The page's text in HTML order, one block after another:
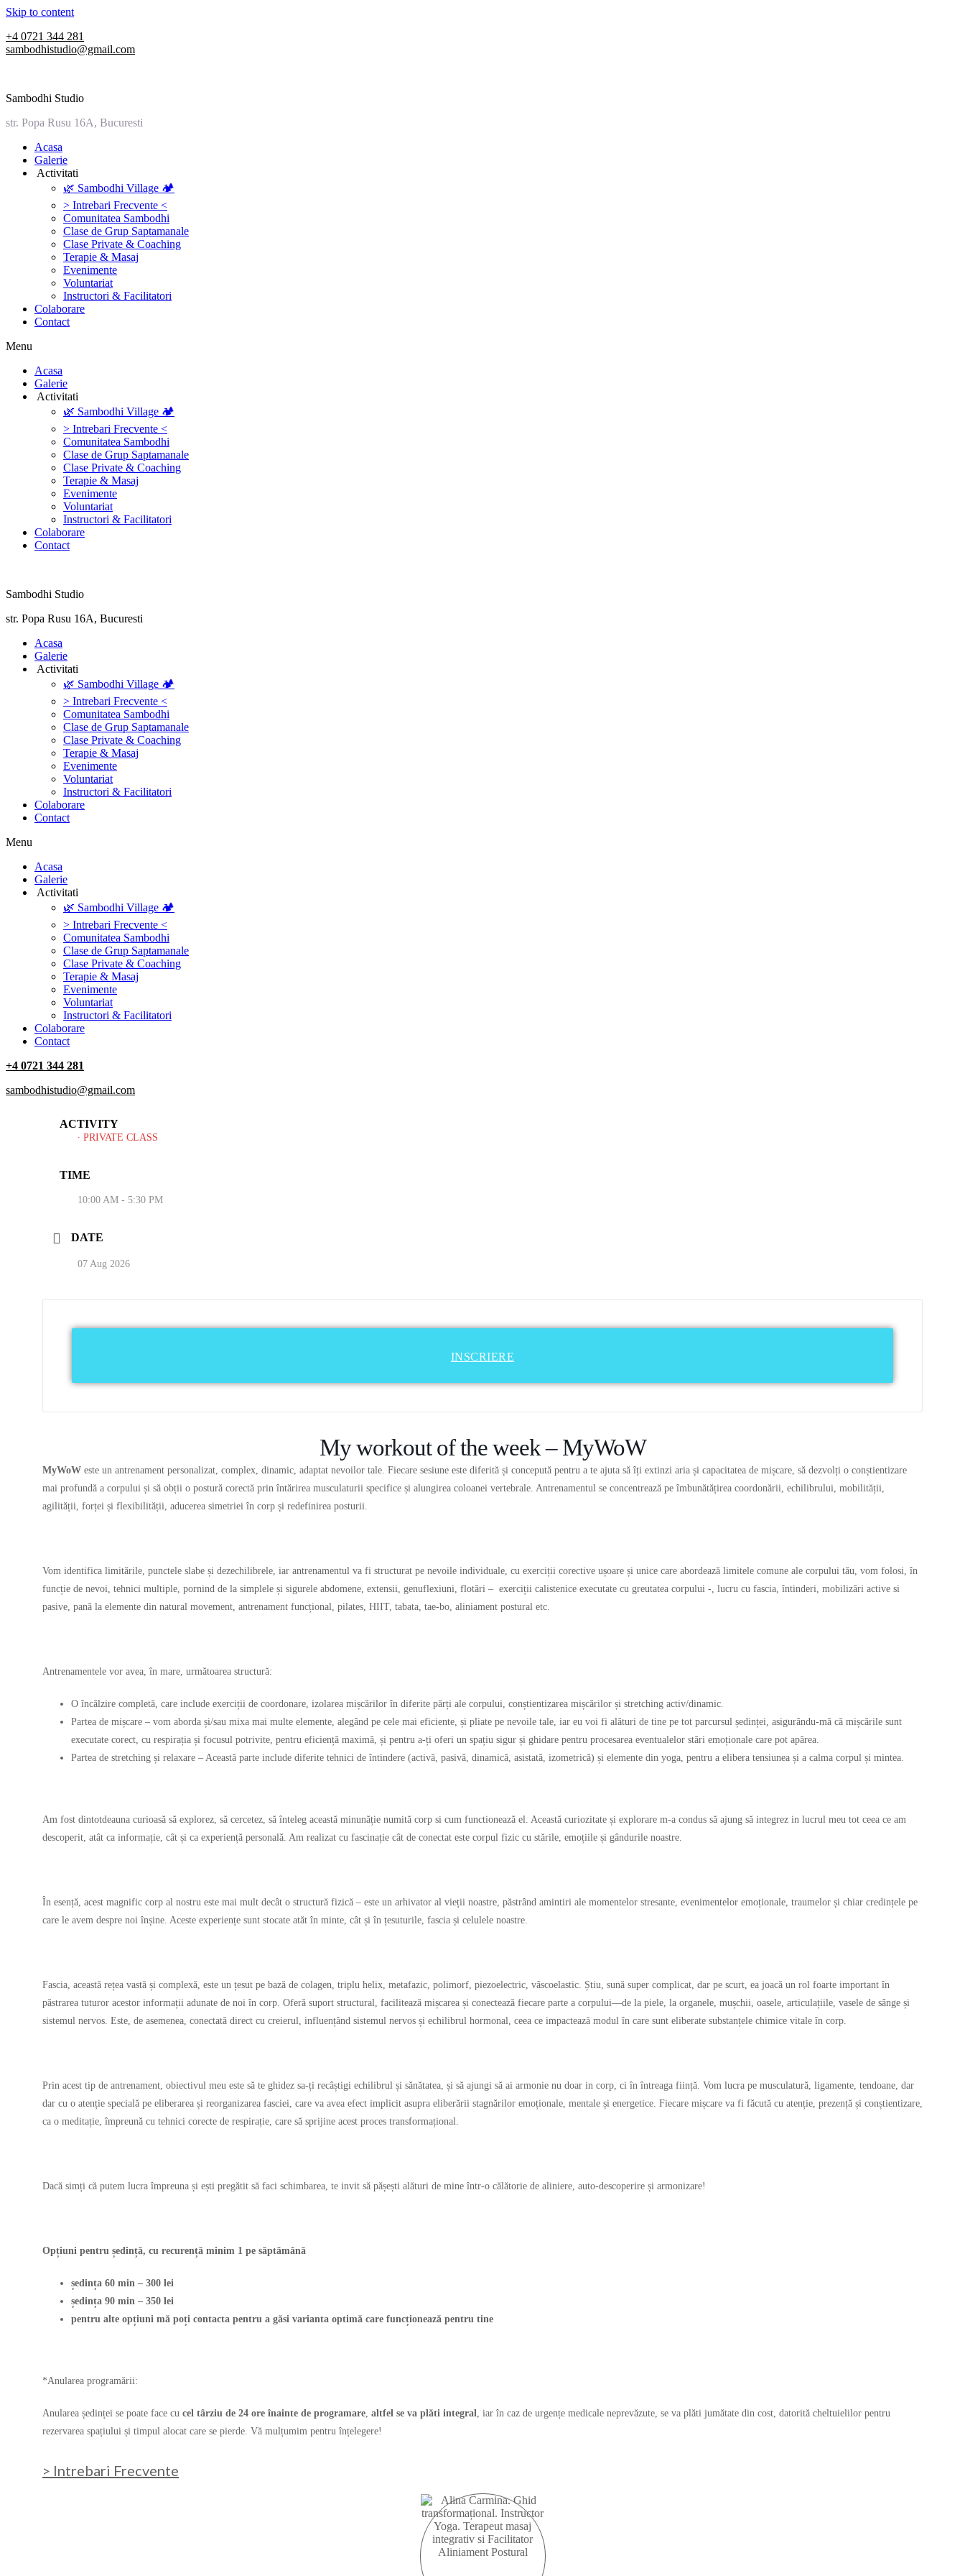
Skip to content
+4 0721 344 281
sambodhistudio@gmail.com
Sambodhi Studio
str. Popa Rusu 16A, Bucuresti
‎Acasa
Galerie
‎ ‎Activitati‎
🌿 Sambodhi Village 🏕️
> Intrebari Frecvente <
Comunitatea Sambodhi
Clase de Grup Saptamanale
Clase Private & Coaching
Terapie & Masaj
‎Evenimente
Voluntariat
‏‏‎Instructori & Facilitatori
Colaborare
Contact
Menu
‎Acasa
Galerie
‎ ‎Activitati‎
🌿 Sambodhi Village 🏕️
> Intrebari Frecvente <
Comunitatea Sambodhi
Clase de Grup Saptamanale
Clase Private & Coaching
Terapie & Masaj
‎Evenimente
Voluntariat
‏‏‎Instructori & Facilitatori
Colaborare
Contact
Sambodhi Studio
str. Popa Rusu 16A, Bucuresti
‎Acasa
Galerie
‎ ‎Activitati‎
🌿 Sambodhi Village 🏕️
> Intrebari Frecvente <
Comunitatea Sambodhi
Clase de Grup Saptamanale
Clase Private & Coaching
Terapie & Masaj
‎Evenimente
Voluntariat
‏‏‎Instructori & Facilitatori
Colaborare
Contact
Menu
‎Acasa
Galerie
‎ ‎Activitati‎
🌿 Sambodhi Village 🏕️
> Intrebari Frecvente <
Comunitatea Sambodhi
Clase de Grup Saptamanale
Clase Private & Coaching
Terapie & Masaj
‎Evenimente
Voluntariat
‏‏‎Instructori & Facilitatori
Colaborare
Contact
+4 0721 344 281
sambodhistudio@gmail.com
ACTIVITY
∙ PRIVATE CLASS
TIME
10:00 AM - 5:30 PM
DATE
07 Aug 2026
INSCRIERE
My workout of the week – MyWoW
MyWoW este un antrenament personalizat, complex, dinamic, adaptat nevoilor tale. Fiecare sesiune este diferită și concepută pentru a te ajuta să îți extinzi aria și capacitatea de mișcare, să dezvolți o conștientizare
mai profundă a corpului și să obții o postură corectă prin întărirea musculaturii specifice și alungirea coloanei vertebrale. Antrenamentul se concentrează pe îmbunătățirea coordonării, echilibrului, mobilității,
agilității, forței și flexibilității, aducerea simetriei în corp și redefinirea posturii.
Vom identifica limitările, punctele slabe și dezechilibrele, iar antrenamentul va fi structurat pe nevoile individuale, cu exerciții corective ușoare și unice care abordează limitele comune ale corpului tău, vom folosi, în
funcție de nevoi, tehnici multiple, pornind de la simplele și sigurele abdomene, extensii, genuflexiuni, flotări – exerciții calistenice executate cu greutatea corpului -, lucru cu fascia, întinderi, mobilizări active si
pasive, pană la elemente din natural movement, antrenament funcțional, pilates, HIIT, tabata, tae-bo, aliniament postural etc.
Antrenamentele vor avea, în mare, următoarea structură:
O încălzire completă, care include exerciții de coordonare, izolarea mișcărilor în diferite părți ale corpului, conștientizarea mișcărilor și stretching activ/dinamic.
Partea de mișcare – vom aborda și/sau mixa mai multe elemente, alegând pe cele mai eficiente, și pliate pe nevoile tale, iar eu voi fi alături de tine pe tot parcursul ședinței, asigurându-mă că mișcările sunt
executate corect, cu respirația și focusul potrivite, pentru eficiență maximă, și pentru a-ți oferi un spațiu sigur și ghidare pentru procesarea eventualelor stări emoționale care pot apărea.
Partea de stretching și relaxare – Această parte include diferite tehnici de întindere (activă, pasivă, dinamică, asistată, izometrică) și elemente din yoga, pentru a elibera tensiunea și a calma corpul și mintea.
Am fost dintotdeauna curioasă să explorez, să cercetez, să înteleg această minunăție numită corp si cum functionează el. Această curiozitate și explorare m-a condus să ajung să integrez in lucrul meu tot ceea ce am
descoperit, atât ca informație, cât și ca experiență personală. Am realizat cu fascinație cât de conectat este corpul fizic cu stările, emoțiile și gândurile noastre.
În esență, acest magnific corp al nostru este mai mult decât o structură fizică – este un arhivator al vieții noastre, păstrând amintiri ale momentelor stresante, evenimentelor emoționale, traumelor și chiar credințele pe
care le avem despre noi înșine. Aceste experiențe sunt stocate atăt în minte, cât și în țesuturile, fascia și celulele noastre.
Fascia, această rețea vastă și complexă, este un țesut pe bază de colagen, triplu helix, metafazic, polimorf, piezoelectric, vâscoelastic. Știu, sună super complicat, dar pe scurt, ea joacă un rol foarte important în
păstrarea tuturor acestor informații adunate de noi în corp. Oferă suport structural, facilitează mișcarea și conectează fiecare parte a corpului—de la piele, la organele, mușchii, oasele, articulațiile, vasele de sânge și
sistemul nervos. Este, de asemenea, conectată direct cu creierul, influențând sistemul nervos și echilibrul hormonal, ceea ce impactează modul în care sunt eliberate substanțele chimice vitale în corp.
Prin acest tip de antrenament, obiectivul meu este să te ghidez sa-ți recâștigi echilibrul și sănătatea, și să ajungi să ai armonie nu doar in corp, ci în întreaga ființă. Vom lucra pe musculatură, ligamente, tendoane, dar
dar cu o atenție specială pe eliberarea și reorganizarea fasciei, care va avea efect implicit asupra eliberării stagnărilor emoționale, mentale și energetice. Fiecare mișcare va fi făcută cu atenție, prezență și conștientizare,
ca o meditație, împreună cu tehnici corecte de respirație, care să sprijine acest proces transformațional.
Dacă simți că putem lucra împreuna și ești pregătit să faci schimbarea, te invit să pășești alături de mine într-o călătorie de aliniere, auto-descoperire și armonizare!
Opțiuni pentru ședință, cu recurență minim 1 pe săptămână
ședința 60 min – 300 lei
ședința 90 min – 350 lei
pentru alte opțiuni mă poți contacta pentru a găsi varianta optimă care funcționează pentru tine
*Anularea programării:
Anularea ședinței se poate face cu cel târziu de 24 ore înainte de programare, altfel se va plăti integral, iar în caz de urgențe medicale neprevăzute, se va plăti jumătate din cost, datorită cheltuielilor pentru
rezervarea spațiului și timpul alocat care se pierde. Vă mulțumim pentru înțelegere!
> Intrebari Frecvente